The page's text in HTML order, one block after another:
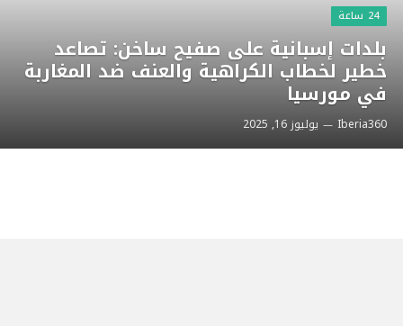
24 ساعة
بلدات إسبانية على صفيح ساخن: تصاعد
خطير لخطاب الكراهية والعنف ضد المغاربة
في مورسيا
Iberia360 يوليوز 16, 2025